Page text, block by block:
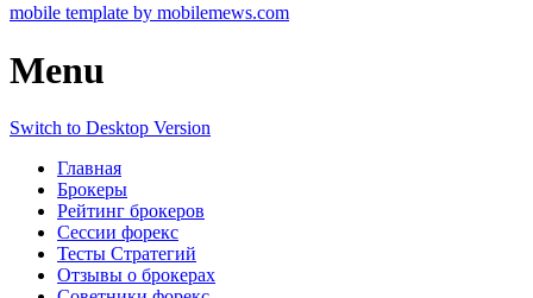
mobile template by mobilemews.com
Menu
Switch to Desktop Version
Главная
Брокеры
Рейтинг брокеров
Сессии форекс
Тесты Стратегий
Отзывы о брокерах